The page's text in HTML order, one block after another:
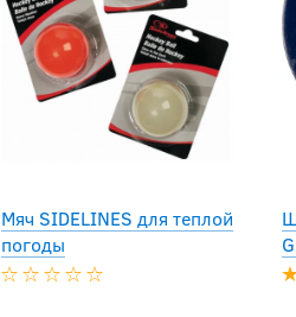
Мяч SIDELINES для теплой
погоды